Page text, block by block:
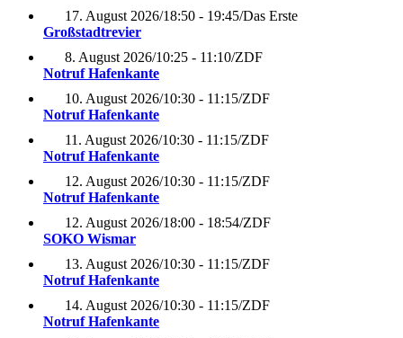
17. August 2026/18:50 - 19:45/Das Erste
Großstadtrevier
8. August 2026/10:25 - 11:10/ZDF
Notruf Hafenkante
10. August 2026/10:30 - 11:15/ZDF
Notruf Hafenkante
11. August 2026/10:30 - 11:15/ZDF
Notruf Hafenkante
12. August 2026/10:30 - 11:15/ZDF
Notruf Hafenkante
12. August 2026/18:00 - 18:54/ZDF
SOKO Wismar
13. August 2026/10:30 - 11:15/ZDF
Notruf Hafenkante
14. August 2026/10:30 - 11:15/ZDF
Notruf Hafenkante